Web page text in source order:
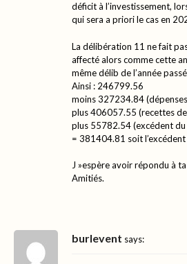
déficit à l’investissement,
qui sera a priori le cas en
La délibération 11 ne fait
affecté alors comme cette
même délib de l’année
Ainsi : 246799.56
moins 327234.84
plus 406057.55 (recettes de
plus 55782.54 (excédent
= 381404.81 soit
J »espère avoir répondu à
Amitiés.
burlevent says: